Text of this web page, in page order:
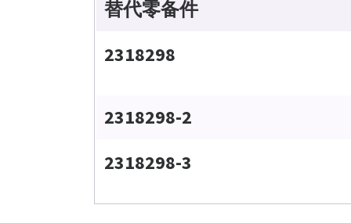
替代零备件
2318298
2318298-2
2318298-3